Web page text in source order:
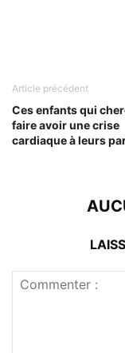
Article précédent
Ces enfants qui
faire avoir une crise
cardiaque à leurs